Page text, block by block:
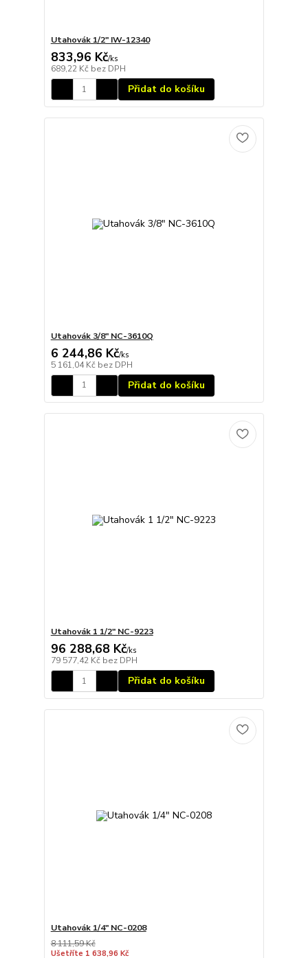
Utahovák 1/2" IW-12340
833,96 Kč/ks
689,22 Kč bez DPH
Přidat do košíku
Utahovák 3/8" NC-3610Q
6 244,86 Kč/ks
5 161,04 Kč bez DPH
Přidat do košíku
Utahovák 1 1/2" NC-9223
96 288,68 Kč/ks
79 577,42 Kč bez DPH
Přidat do košíku
Utahovák 1/4" NC-0208
8 111,59 Kč
Ušetříte 1 638,96 Kč